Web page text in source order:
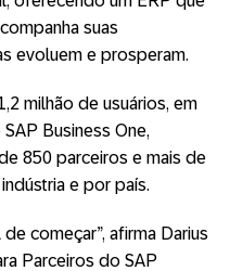
suas
evoluem e prosperam.
milhão de usuários, em
Business One,
850 parceiros e mais de
e por país.
começar”, afirma Darius
Parceiros do SAP